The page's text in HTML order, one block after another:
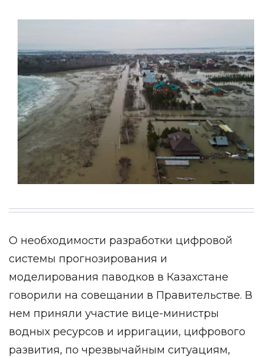
О необходимости разработки цифровой
системы прогнозирования и
моделирования паводков в Казахстане
говорили на совещании в Правительстве. В
нем приняли участие вице-министры
водных ресурсов и ирригации, цифрового
развития, по чрезвычайным ситуациям,